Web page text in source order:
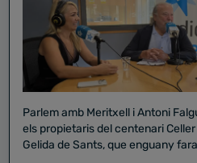
Parlem amb Meritxell i Antoni
els propietaris del centenari Celler
Gelida de Sants, que enguany